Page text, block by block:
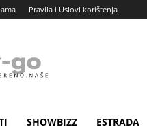
Pravila i Uslovi korištenja
SHOWBIZZ ESTRADA